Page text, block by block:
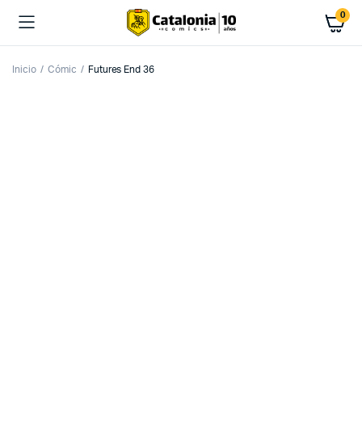
0
Inicio Cómic Futures End 36